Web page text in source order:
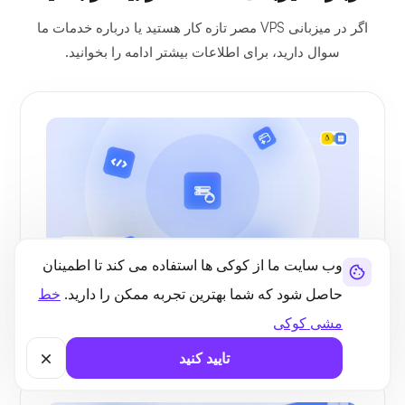
وب سایت ما از کوکی ها استفاده می کند تا اطمینان
حاصل شود که شما بهترین تجربه ممکن را دارید. خط
مشی کوکی
تایید کنید
اگر در میزبانی VPS مصر تازه کار هستید یا درباره خدمات ما
سوال دارید، برای اطلاعات بیشتر ادامه را بخوانید.
موارد استفاده
زمان استفاده از VPS مدیریت شده